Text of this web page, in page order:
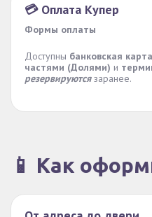
💳 Оплата Купер
Формы оплаты
Доступны банковская
частями (Долями) и
резервируютсязаранее.
📱 Как